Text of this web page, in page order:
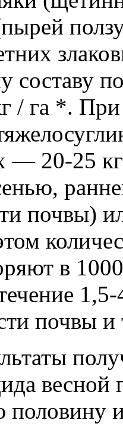
составу
/ га *.
— 20-25
почвы)
в
почвы и
весной
половину